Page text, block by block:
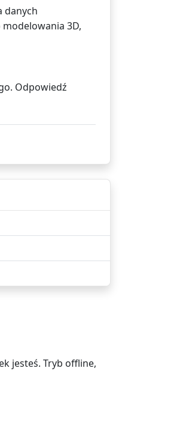
danych
3D,
Odpowiedź
jesteś. Tryb offline,